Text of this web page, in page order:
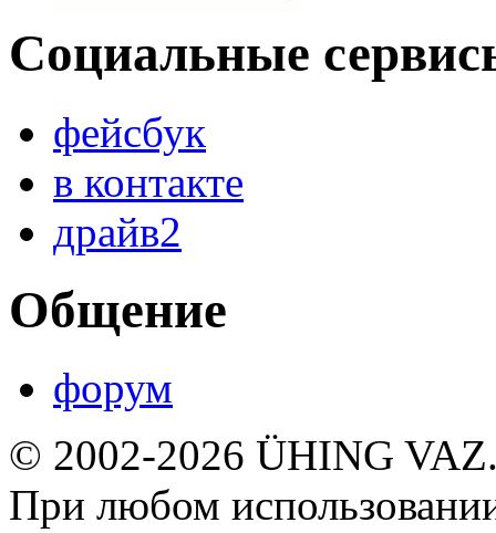
Социальные
фейсбук
в контакте
драйв2
Общение
форум
© 2002-2026 ÜHING
При любом